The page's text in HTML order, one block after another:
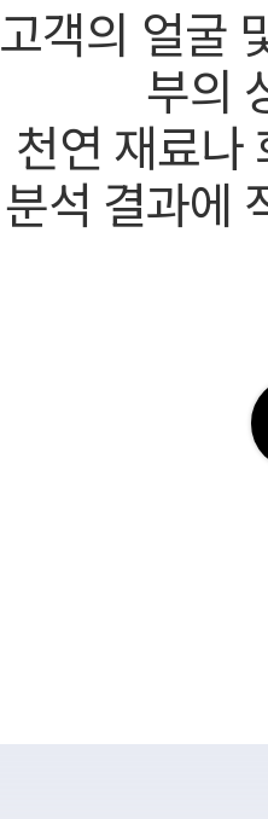
고객의 얼굴
부의
천연 재료나
분석 결과에